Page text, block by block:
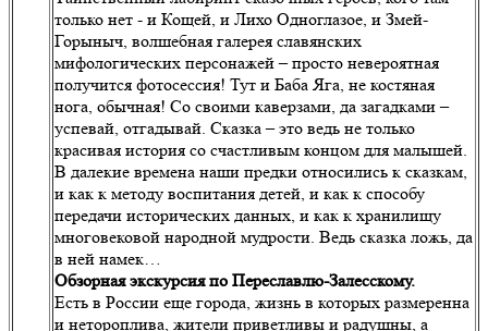
только нет - и Кощей, и Лихо Одноглазое, и Змей-
Горыныч, волшебная галерея славянских
мифологических персонажей – просто невероятная
получится фотосессия! Тут и Баба Яга, не костяная
нога, обычная! Со своими каверзами, да загадками –
успевай, отгадывай. Сказка – это ведь не только
красивая история со счастливым концом для малышей.
В далекие времена наши предки относились к сказкам,
и как к методу воспитания детей, и как к способу
передачи исторических данных, и как к хранилищу
многовековой народной мудрости. Ведь сказка ложь, да
в ней намек…
Обзорная экскурсия по Переславлю-Залесскому.
Есть в России еще города, жизнь в которых размеренна
и нетороплива, жители приветливы и радушны, а